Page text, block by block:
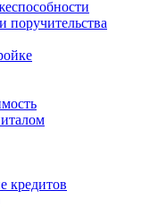
поручительства
кредитов